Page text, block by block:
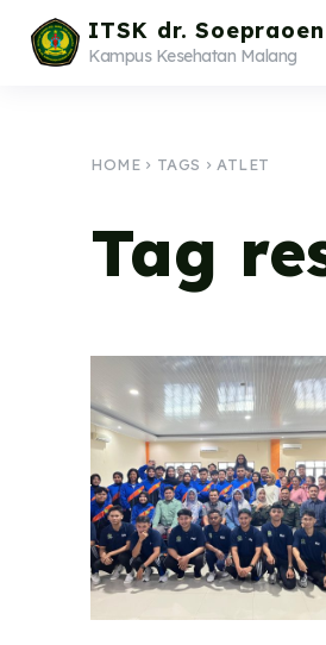
ITSK dr. Soepraoen
Kampus Kesehatan Malang
HOME TAGS ATLET
Tag